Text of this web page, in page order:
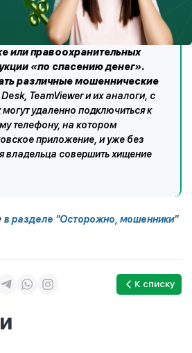
илиTelegram
высылают поддельные
что они работают,
или правоохранительных
«по спасению денег».
различные мошеннические
TeamViewer и их аналоги, с
удаленно подключиться к
телефону, на котором
приложение, и уже без
владельца совершить хищение
в разделе "Осторожно, мошенники"
К списку